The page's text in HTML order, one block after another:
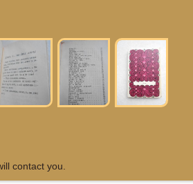
contact you.